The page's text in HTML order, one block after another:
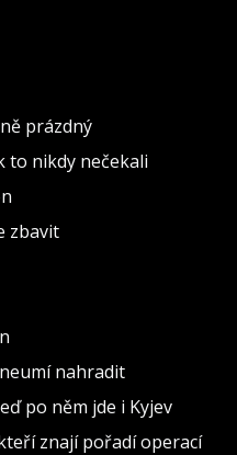
prázdný
to nikdy nečekali
zbavit
nahradit
po něm jde i Kyjev
znají pořadí operací